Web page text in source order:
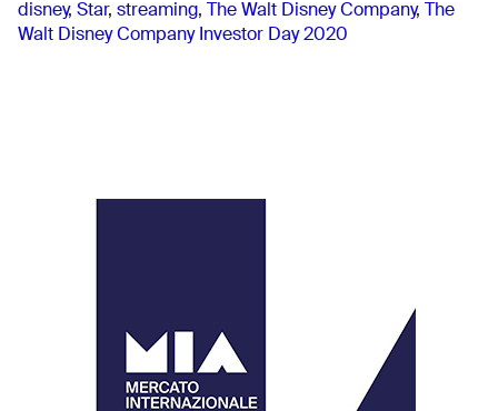
disney, Star, streaming, The Walt Disney Company,
The
Walt Disney Company Investor Day 2020